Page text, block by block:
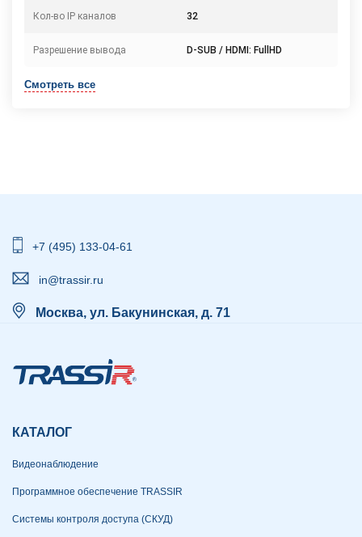
Кол-во IP каналов 32
Разрешение вывода D-SUB / HDMI: FullHD
Смотреть все
+7 (495) 133-04-61
in@trassir.ru
Москва, ул. Бакунинская, д. 71
КАТАЛОГ
Видеонаблюдение
Программное обеспечение TRASSIR
Системы контроля доступа (СКУД)